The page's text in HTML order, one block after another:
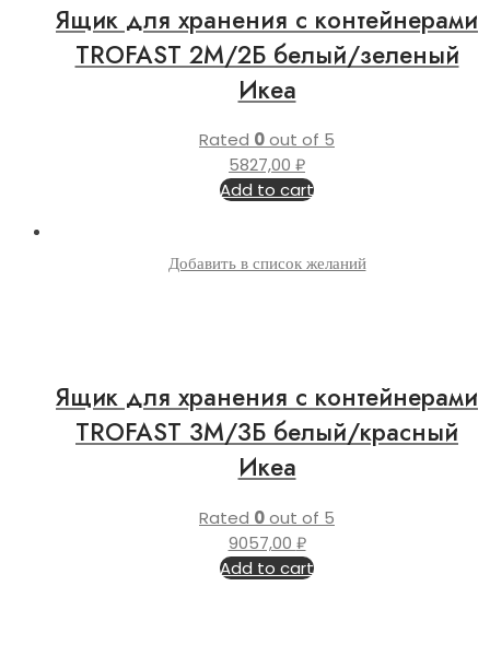
Ящик для хранения с контейнерами
TROFAST 2М/2Б белый/зеленый
Икеа
Rated 0out of 5
5827,00 ₽
Add to cart
Добавить в список желаний
Ящик для хранения с контейнерами
TROFAST 3М/3Б белый/красный
Икеа
Rated 0out of 5
9057,00 ₽
Add to cart